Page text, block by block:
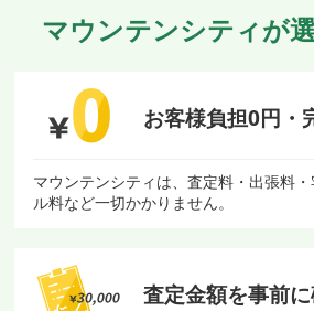
マウンテンシティが
お客様負担0円・
マウンテンシティは、査定料・出張料
ル料など一切かかりません。
査定金額を事前